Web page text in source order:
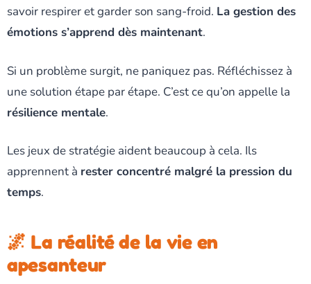
savoir respirer et garder son sang-froid. La gestion des
émotions s’apprend dès maintenant.
Si un problème surgit, ne paniquez pas. Réfléchissez à
une solution étape par étape. C’est ce qu’on appelle la
résilience mentale.
Les jeux de stratégie aident beaucoup à cela. Ils
apprennent à rester concentré malgré la pression du
temps.
🌌 La réalité de la vie en
apesanteur